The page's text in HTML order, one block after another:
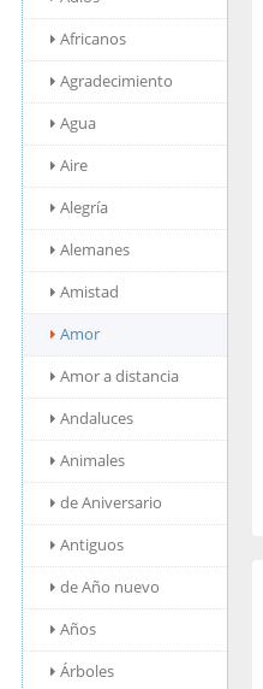
Africanos
Agradecimiento
Agua
Aire
Alegría
Alemanes
Amistad
Amor
Amor a distancia
Andaluces
Animales
de Aniversario
Antiguos
de Año nuevo
Años
Árboles